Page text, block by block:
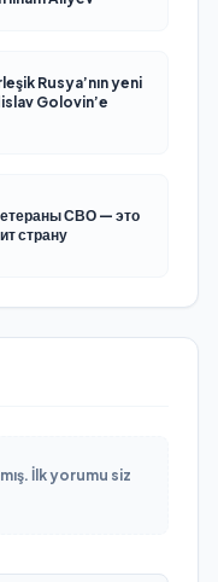
Rusya’nın yeni
Golovin’e
СВО — это
страну
İlk yorumu siz